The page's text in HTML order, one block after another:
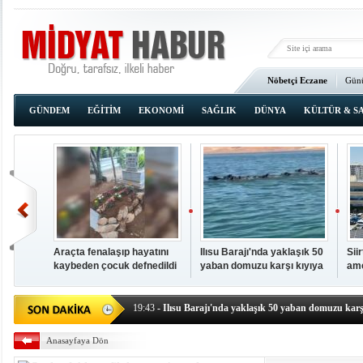
Nöbetçi Eczane
Ana Sayfa
GÜNDEM
EĞİTİM EKONOMİ SAĞLIK DÜNYA KÜLTÜR &
Araçta fenalaşıp hayatını
kaybeden çocuk defnedildi
Ilısu Barajı'nda yaklaşık 50
yaban domuzu karşı kıyıya
- OKUMAK İÇİN TIKLAYIN
19:43 - Ilısu Barajı'nda yaklaşık 50 yaban domuzu
19:42- Hacıoğlu: UMKE ekipleri bilgi, cesaret ve
19:08- HÜDA PAR Şırnak il başkanı Yalçın:
Anasayfaya Dön